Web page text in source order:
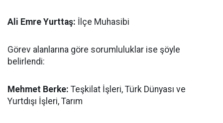
Ali Emre Yurttaş: İlçe Muhasibi
Görev alanlarına göre sorumluluklar ise şöyle
belirlendi:
Mehmet Berke: Teşkilat İşleri, Türk Dünyası ve
Yurtdışı İşleri, Tarım